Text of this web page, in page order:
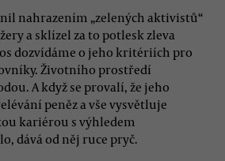
nahrazením „zelených aktivistů“
a sklízel za to potlesk zleva
dozvídáme o jeho kritériích pro
Životního prostředí
A když se provalí, že jeho
peněz a vše vysvětluje
kariérou s výhledem
dává od něj ruce pryč.